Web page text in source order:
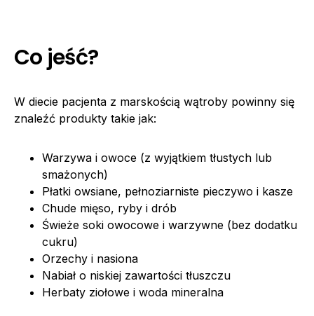
Co jeść?
W diecie pacjenta z marskością wątroby powinny się
znaleźć produkty takie jak:
Warzywa i owoce (z wyjątkiem tłustych lub
smażonych)
Płatki owsiane, pełnoziarniste pieczywo i kasze
Chude mięso, ryby i drób
Świeże soki owocowe i warzywne (bez dodatku
cukru)
Orzechy i nasiona
Nabiał o niskiej zawartości tłuszczu
Herbaty ziołowe i woda mineralna